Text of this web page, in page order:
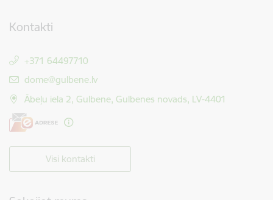
Kontakti
+371 64497710
E-pasts:
dome@gulbene.lv
Ābeļu iela 2, Gulbene, Gulbenes novads, LV-4401
Visi kontakti